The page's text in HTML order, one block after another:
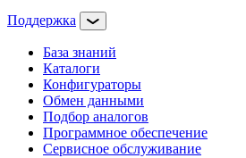
Поддержка
База знаний
Каталоги
Конфигураторы
Обмен данными
Подбор аналогов
Программное обеспечение
Сервисное обслуживание